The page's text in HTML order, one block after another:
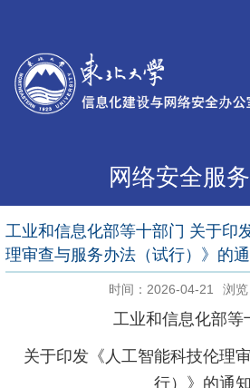
网络安全服
工业和信息化部等十部门 关于印
理审查与服务办法（试行）》的
时间：2026-04-21 浏览
工业和信息化部等
关于印发《人工智能科技伦理
行）》的通知